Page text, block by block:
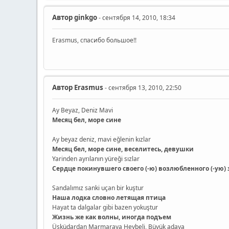
Авторginkgo- сентября 14, 2010, 18:34
Erasmus, спасибо большое!!
Автор Erasmus - сентября 13, 2010, 22:50
Ay Beyaz, Deniz Mavi
Месяц бел, море сине
Ay beyaz deniz, mavi eğlenin kızlar
Месяц бел, море сине, веселитесь, девушки
Yarinden ayrılanın yüreği sızlar
Сердце покинувшего своего (-ю) возлюбленного (-ую)
Sandalımız sanki uçan bir kuştur
Наша лодка словно летящая птица
Hayat ta dalgalar gibi bazen yokuştur
Жизнь же как волны, иногда подъем
Üsküdardan Marmaraya Heybeli, Büyük adaya